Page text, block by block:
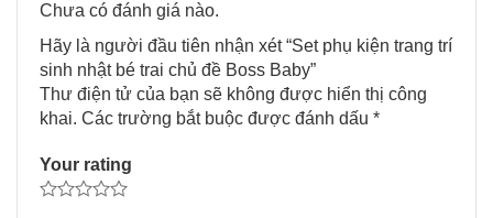
Chưa có đánh giá nào.
Hãy là người đầu tiên nhận xét “Set phụ kiện trang trí
sinh nhật bé trai chủ đề Boss Baby”
Thư điện tử của bạn sẽ không được hiển thị công
khai. Các trường bắt buộc được đánh dấu *
Your rating